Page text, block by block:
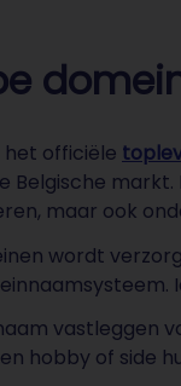
het officiële
Belgische
maar ook
wordt
vastleggen
hobby of side